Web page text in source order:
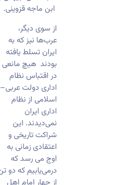
ابن ماجه قزوینی.
از سوی دیگر،
عرب‌ها نیز که به
ایران تسلط یافته
بودند هیچ مانعی
در اقتباس نظام
اداری دولت عربی–
اسلامی از نظام
اداری ایران
نمی‌دیدند. این
شراکت تاریخی و
اعتقادی زمانی به
اوج می رسد که
درمی‌یابیم که دو تن